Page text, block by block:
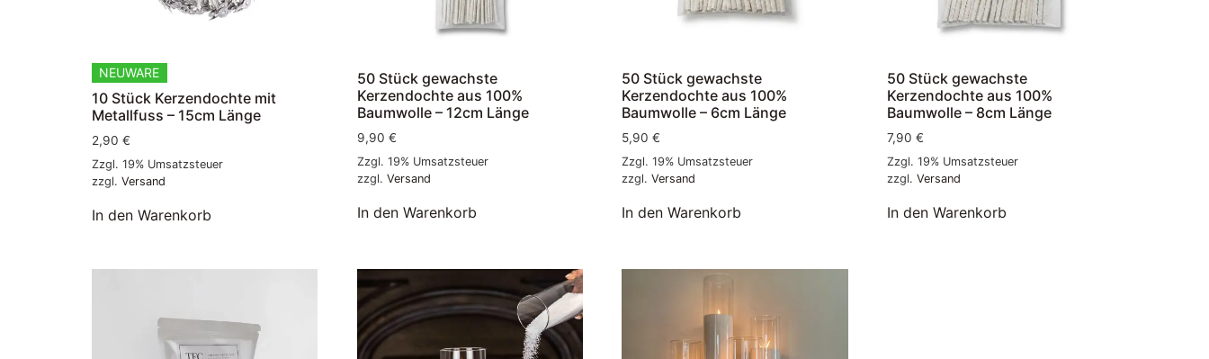
NEUWARE
10 Stück Kerzendochte mit
Metallfuss – 15cm Länge
2,90 €
Zzgl. 19% Umsatzsteuer
zzgl. Versand
In den Warenkorb
50 Stück gewachste
Kerzendochte aus 100%
Baumwolle – 12cm Länge
9,90 €
Zzgl. 19% Umsatzsteuer
zzgl. Versand
In den Warenkorb
50 Stück gewachste
Kerzendochte aus 100%
Baumwolle – 6cm Länge
5,90€
Zzgl. 19% Umsatzsteuer
zzgl.Versand
In den Warenkorb
50 Stück gewachste
Kerzendochte aus 100%
Baumwolle – 8cm Länge
7,90€
Zzgl. 19% Umsatzsteuer
zzgl.Versand
In den Warenkorb